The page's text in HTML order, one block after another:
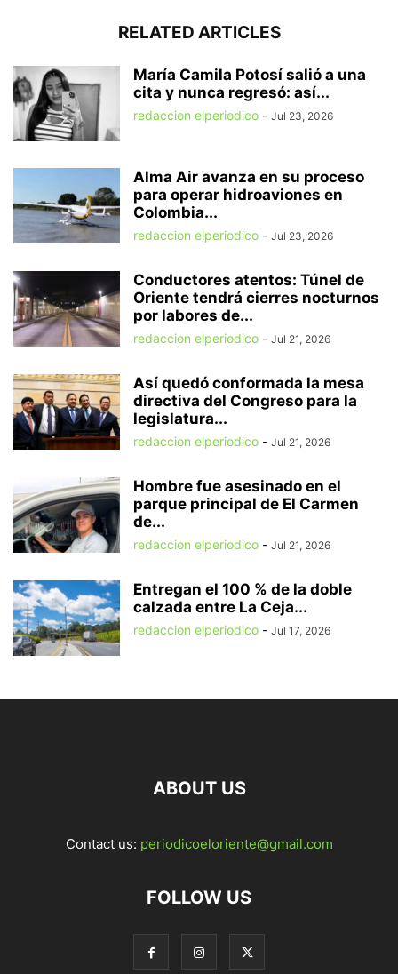
RELATED ARTICLES
María Camila Potosí salió a una
cita y nunca regresó: así...
redaccion elperiodico - Jul 23, 2026
Alma Air avanza en su proceso
para operar hidroaviones en
Colombia...
redaccion elperiodico - Jul 23, 2026
Conductores atentos: Túnel de
Oriente tendrá cierres nocturnos
por labores de...
redaccion elperiodico - Jul 21, 2026
Así quedó conformada la mesa
directiva del Congreso para la
legislatura...
redaccion elperiodico - Jul 21, 2026
Hombre fue asesinado en el
parque principal de El Carmen
de...
redaccion elperiodico - Jul 21, 2026
Entregan el 100 % de la doble
calzada entre La Ceja...
redaccion elperiodico - Jul 17, 2026
ABOUT US
Contact us: periodicoeloriente@gmail.com
FOLLOW US